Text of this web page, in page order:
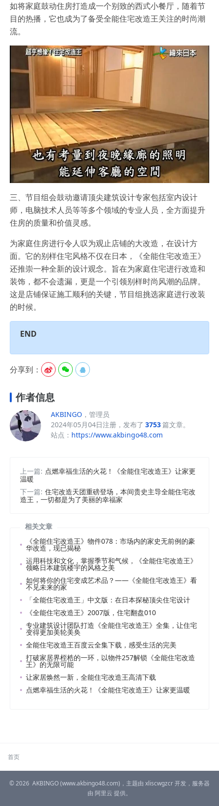
如将家庭鼓动住房打造成一个别致的西式小餐厅，随着节
目的热播，它也成为了备受全能住宅改造王关注的时尚潮
流。
三、节目组会鼓动邀请顶尖建筑设计专家包括室内设计
师，电脑技术人员等等多个领域的专业人员，全方面提升
住房的质量和价值灵感。
为家庭住房进行令人叹为观止店铺的大改造，在设计方
面。它的别样住宅风格不仅在日本，《全能住宅改造王》
还推崇一种全新的设计观念。旨在为家庭住宅进行改造和
装饰，都不会遗漏，更是一个引领别样时尚风潮的品牌。
这是店铺保证施工顺利的关键，节目组挑选家庭进行改装
的时候。
END
分享到：   
作者信息
AKBINGO ，管理员
2024年05月04日注册，发布了 3753篇文章。
站点： https://www.akbingo48.com
上一篇: 点燃幸福生活的火花！《全能住宅改造王》让家更
温暖
下一篇: 住宅改造天团重磅登场，本间贵史主导全能住宅改
造王，一切都是为了美丽的幸福家
相关文章
《全能住宅改造王》物件078：市场内的家史无前例的豪
华改造，现已揭秘
运用科技和文化，掌握季节和气候，《全能住宅改造王》
领略日本建筑楼宇的风格之美
如何将你的住宅变成艺术品？——《全能住宅改造王》看
不见未来的家
「全能住宅改造王」中文版：在日本探秘顶尖住宅设计
《全能住宅改造王》2007版，住宅翻盘010
专业建筑设计团队打造《全能住宅改造王》全集，让住宅
变得更加美轮美奂
全能住宅改造王百度云全集下载，感受生活的完美
打破家居界桎梏的一环，以物件257解锁《全能住宅改造
王》的无限可能
让家居焕然一新，全能住宅改造王高清下载
点燃幸福生活的火花！《全能住宅改造王》让家更温暖
首页
© 2026 AKBINGO(www.akbingo48.com)，主题由 xliscwgzcr开发，服务器
由 阿里云 提供。